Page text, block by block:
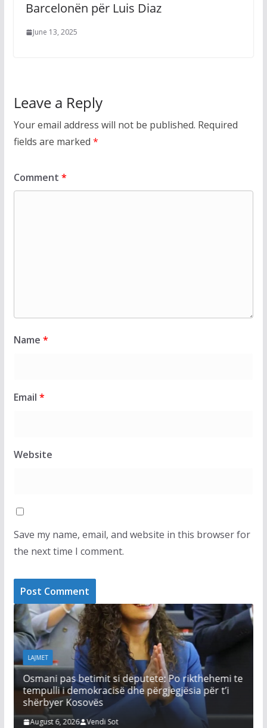
Barcelonën për Luis Diaz
June 13, 2025
Leave a Reply
Your email address will not be published. Required
fields are marked *
Comment *
Name *
Email *
Website
Save my name, email, and website in this browser for
the next time I comment.
pas betimit si deputete: Po rikthehemi te
i demokracisë dhe përgjegjësia për t’i
Kosovës
6, 2026 Vendi Sot
Afati për
Kurti thotë